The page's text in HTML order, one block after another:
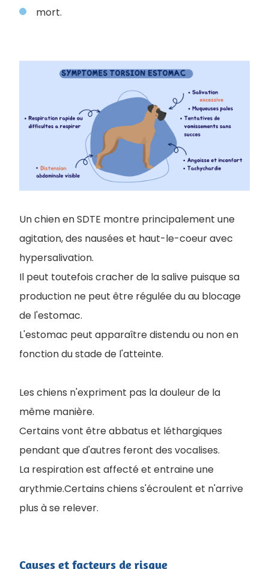
mort.
Un chien en SDTE montre principalement une
agitation, des nausées et haut-le-coeur avec
hypersalivation.
Il peut toutefois cracher de la salive puisque sa
production ne peut être régulée du au blocage
de l'estomac.
L'estomac peut apparaître distendu ou non en
fonction du stade de l'atteinte.
Les chiens n'expriment pas la douleur de la
même manière.
Certains vont être abbatus et léthargiques
pendant que d'autres feront des vocalises.
La respiration est affecté et entraine une
arythmie.Certains chiens s'écroulent et n'arrive
plus à se relever.
Causes et facteurs de risque